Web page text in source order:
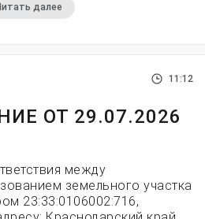
далее
11:12
ОТ 29.07.2026
между
земельного участка
23:33:0106002:716,